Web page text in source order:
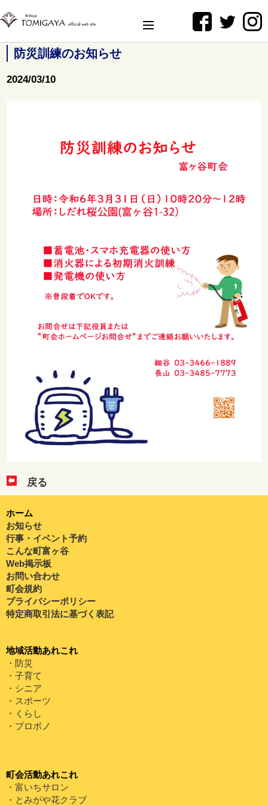
防災訓練のお知らせ
2024/03/10
戻る
ホーム
お知らせ
行事・イベント予約
こんな町富ヶ谷
Web掲示板
お問い合わせ
町会規約
プライバシーポリシー
特定商取引法に基づく表記
地域活動あれこれ
・防災
・子育て
・シニア
・スポーツ
・くらし
・プロボノ
町会活動あれこれ
・富いちサロン
・とみがや花クラブ